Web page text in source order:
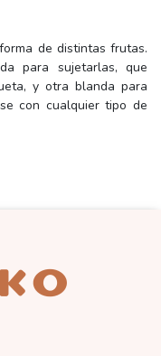
de distintas frutas.
para sujetarlas, que
y otra blanda para
con cualquier tipo de